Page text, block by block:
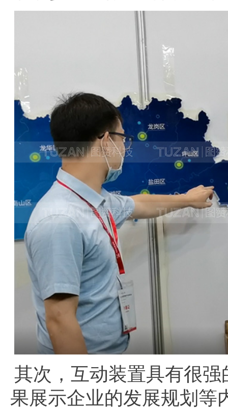
其次，互动装置具有很
果展示企业的发展规划等